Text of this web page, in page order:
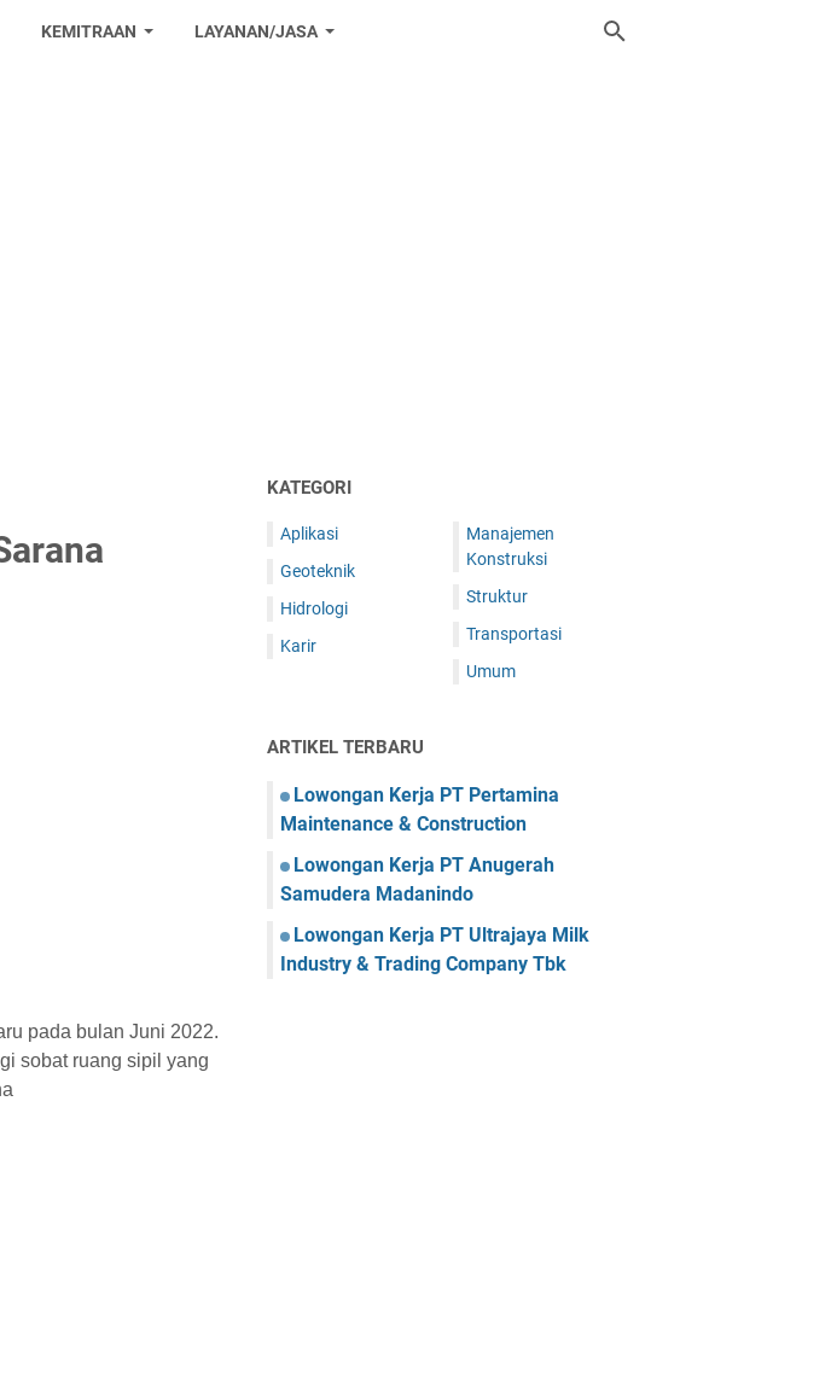
KEMITRAAN LAYANAN/JASA
pada bulan Juni 2022.
sobat ruang sipil yang
KATEGORI
Aplikasi
Geoteknik
Hidrologi
Karir
Manajemen
Konstruksi
Struktur
Transportasi
Umum
ARTIKEL TERBARU
Lowongan Kerja PT Pertamina
Maintenance & Construction
Lowongan Kerja PT Anugerah
Samudera Madanindo
Lowongan Kerja PT Ultrajaya Milk
Industry & Trading Company Tbk